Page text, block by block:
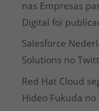
nas Empresas
Digital foi
Salesforce
Solutions no
Red Hat Cloud
Hideo Fukuda